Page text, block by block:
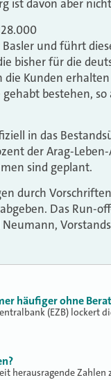
ist davon aber
und führt
bisher für die
die Kunden
bestehen,
in das
der Arag-
sind geplant.
durch
Das Run-
häufiger ohne
(EZB) lockert
herausragende